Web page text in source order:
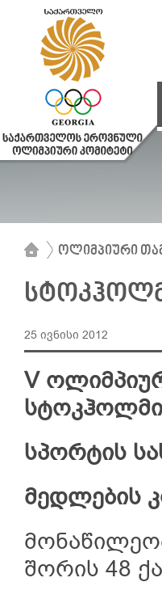
ოლიმპიური
25 ივნისი 2012
V
სპორტის
მედლების
შორის 48